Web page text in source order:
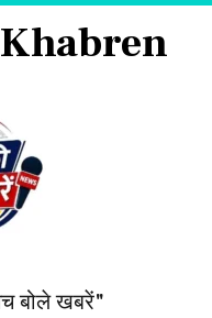
बोले खबरें"